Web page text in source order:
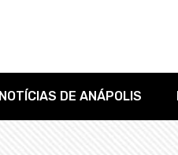
NOTÍCIAS DE ANÁPOLIS